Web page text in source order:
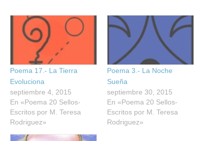
Poema 17.- La Tierra
Evoluciona
septiembre 4, 2015
En «Poema 20 Sellos-
Escritos por M. Teresa
Rodriguez»
Poema 3.- La Noche
Sueña
septiembre 30, 2015
En «Poema 20 Sellos-
Escritos por M. Teresa
Rodriguez»